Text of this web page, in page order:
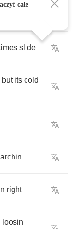
slide
but its cold
right
loosin
całe